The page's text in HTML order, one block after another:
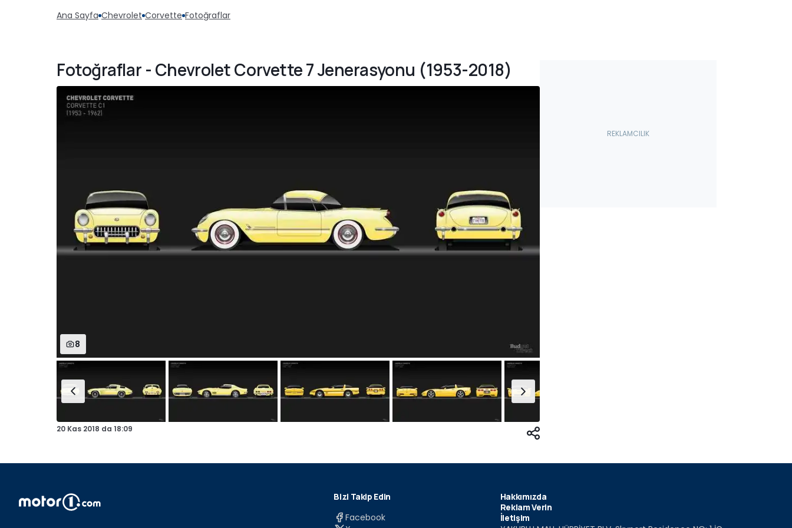
Ana Sayfa Chevrolet Corvette Fotoğraflar
Fotoğraflar - Chevrolet Corvette 7 Jenerasyonu (1953-2018)
8
20 Kas 2018 da 18:09
Bizi Takip Edin
Facebook
Hakkımızda
Reklam Verin
İletişim